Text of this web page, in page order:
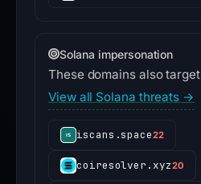
Solana impersonation
These domains also target
View all Solana threats →
iscans.space22
coiresolver.xyz20